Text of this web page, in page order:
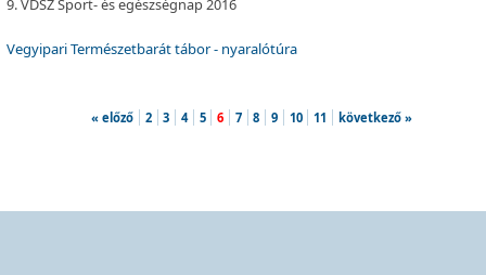
9. VDSZ Sport- és egészségnap 2016
Vegyipari Természetbarát tábor - nyaralótúra
« előző 2 3 4 5 6 7 8 9 10 11 következő »